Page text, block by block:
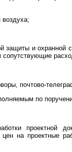
защиты и
сопутствующие
почтово-
по
проектной
на проектные